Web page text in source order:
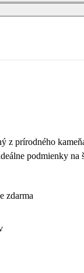
prírodného
podmienky
zdarma